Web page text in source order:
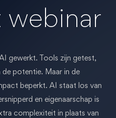
webinar
gewerkt. Tools zijn getest,
de potentie. Maar in de
beperkt. AI staat los van
en eigenaarschap is
complexiteit in plaats van